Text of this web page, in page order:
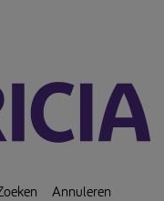
Annuleren